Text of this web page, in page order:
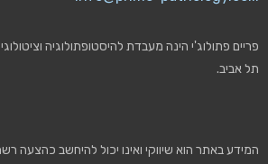
- היסטורית המעבדה
- רשימת המומחים
פריים פתולוג'י הינה מעבדת להיסטופתולוגיה
תל אביב.
המידע באתר הוא שיווקי ואינו יכול להיחשב כהצעה